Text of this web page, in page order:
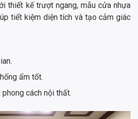
thiết kế trượt ngang, mẫu cửa nhựa
tiết kiệm diện tích và tạo cảm giác
ẩm tốt.
cách nội thất.